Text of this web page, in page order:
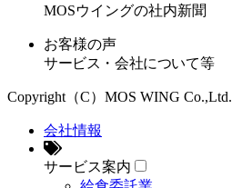
MOSウイングの社内新聞
お客様の声
サービス・会社について等
Copyright（C）MOS WING Co.,Ltd.
会社情報
サービス案内